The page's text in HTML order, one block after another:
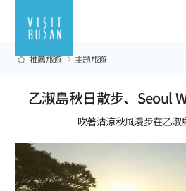
推薦旅遊 主題旅遊
乙淑島秋日散步、Seoul
吹著清涼秋風漫步在乙淑